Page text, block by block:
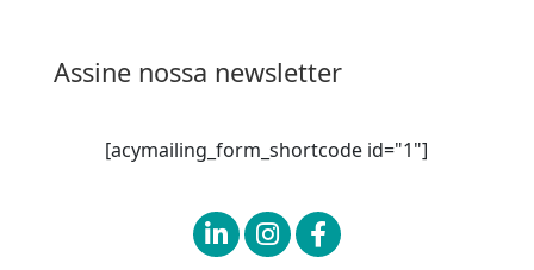
Assine nossa newsletter
[acymailing_form_shortcode id="1"]